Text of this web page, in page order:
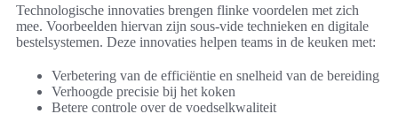
Technologische innovaties brengen flinke voordelen met zich
mee. Voorbeelden hiervan zijn sous-vide technieken en digitale
bestelsystemen. Deze innovaties helpen teams in de keuken met:
Verbetering van de efficiëntie en snelheid van de bereiding
Verhoogde precisie bij het koken
Betere controle over de voedselkwaliteit